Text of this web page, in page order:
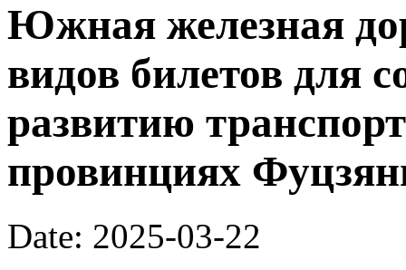
Южная железная
видов билетов для
развитию
провинциях
Date: 2025-03-22